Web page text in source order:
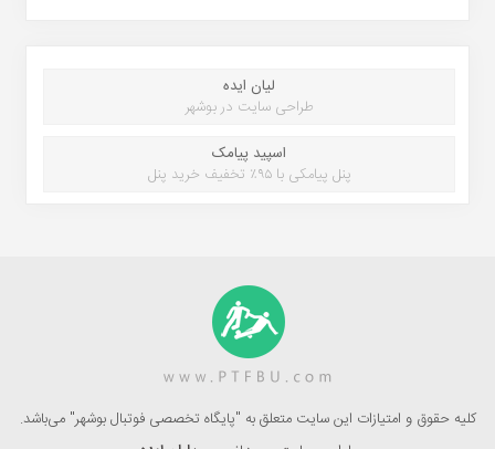
لیان ایده
طراحی سایت در بوشهر
اسپید پیامک
پنل پیامکی با ۹۵٪ تخفیف خرید پنل
کلیه حقوق و امتیازات این سایت متعلق به "پایگاه تخصصی فوتبال بوشهر" می‌باشد.